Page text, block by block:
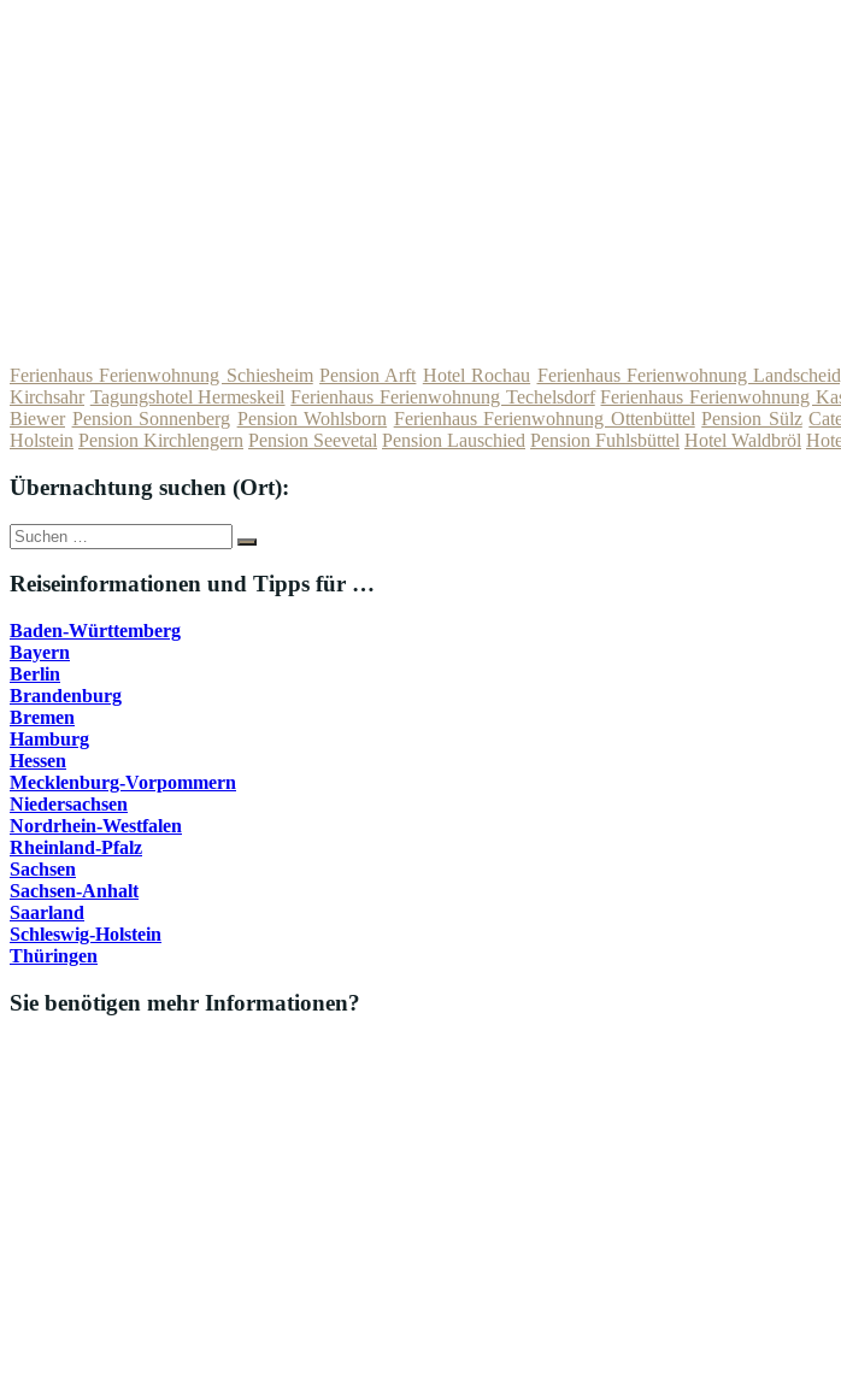
Ferienhaus Ferienwohnung Schiesheim Pension Arft Hotel Rochau Ferienhaus Ferienwohnung
Kirchsahr Tagungshotel Hermeskeil Ferienhaus Ferienwohnung Techelsdorf Ferienhaus Ferienwohnung
Biewer Pension Sonnenberg Pension Wohlsborn Ferienhaus Ferienwohnung Ottenbüttel Pension Sülz
Holstein Pension Kirchlengern Pension Seevetal Pension Lauschied Pension Fuhlsbüttel Hotel Waldbröl
Übernachtung suchen (Ort):
Suche
nach:
Suchen
Reiseinformationen und Tipps für …
Baden-Württemberg
Bayern
Berlin
Brandenburg
Bremen
Hamburg
Hessen
Mecklenburg-Vorpommern
Niedersachsen
Nordrhein-Westfalen
Rheinland-Pfalz
Sachsen
Sachsen-Anhalt
Saarland
Schleswig-Holstein
Thüringen
Sie benötigen mehr Informationen?